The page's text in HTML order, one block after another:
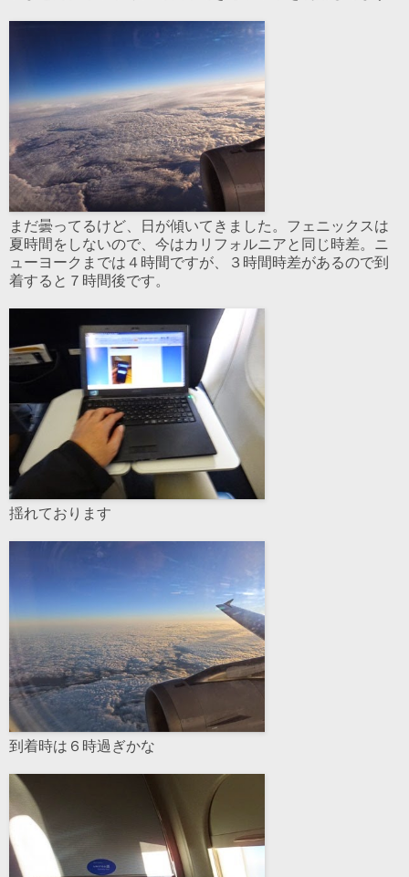
まだ曇ってるけど、日が傾いてきました。フェニックスは
夏時間をしないので、今はカリフォルニアと同じ時差。ニ
ューヨークまでは４時間ですが、３時間時差があるので到
着すると７時間後です。
揺れております
到着時は６時過ぎかな